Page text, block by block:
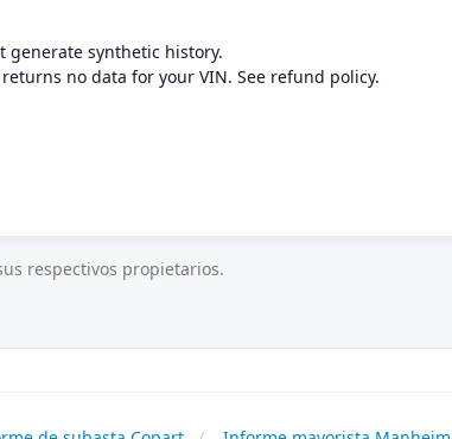
synthetic history.
no data for your VIN. See refund policy.
respectivos propietarios.